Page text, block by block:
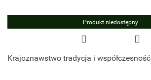
Produkt niedostępny
Krajoznawstwo tradycja i współczesność